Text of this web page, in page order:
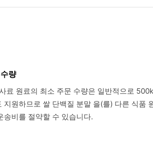
량
료 원료의 최소 주문 수량은 일반적으로
지원하므로 쌀 단백질 분말 을(를) 다른 식품
송비를 절약할 수 있습니다.